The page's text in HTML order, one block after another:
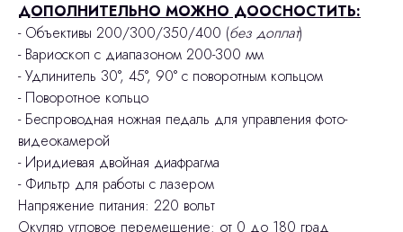
ДОПОЛНИТЕЛЬНО МОЖНО ДООСНОСТИТЬ:
- Объективы 200/300/350/400 (без доплат)
- Вариоскоп с диапазоном 200-300 мм
- Удлинитель 30°, 45°, 90° с поворотным кольцом
- Поворотное кольцо
- Беспроводная ножная педаль для управления фото-
видеокамерой
- Иридиевая двойная диафрагма
- Фильтр для работы с лазером
Напряжение питания: 220 вольт
Окуляр угловое перемещение: от 0 до 180 град